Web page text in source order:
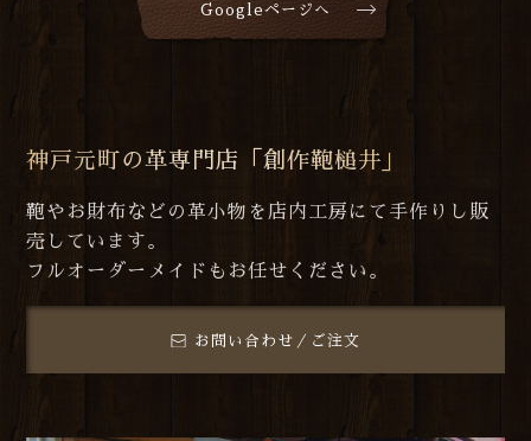
Googleページへ
神戸元町の革専門店「創作鞄槌井」
鞄やお財布などの革小物を店内工房にて手作りし販
売しています。
フルオーダーメイドもお任せください。
お問い合わせ／ご注文